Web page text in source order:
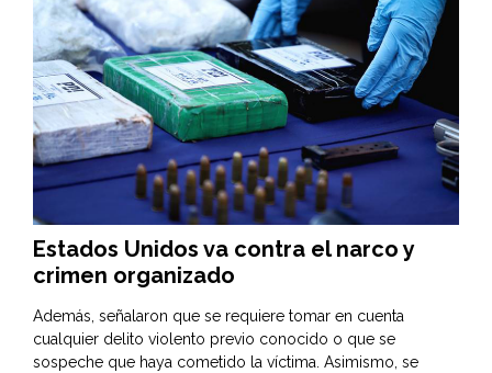
Estados Unidos va contra el narco y
crimen organizado
Además, señalaron que se requiere tomar en cuenta
cualquier delito violento previo conocido o que se
sospeche que haya cometido la víctima. Asimismo, se